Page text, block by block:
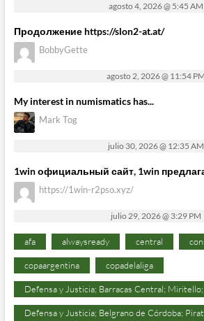
agosto 4, 2026 @ 5:45 AM
Продолжение https://slon2-at.at/
BobbyGette
agosto 2, 2026 @ 11:54 PM
My interest in numismatics has...
Mark Tog
julio 30, 2026 @ 12:35 AM
1win официальный сайт, 1win
https://1win-r2pso.xyz/
julio 29, 2026 @ 3:29 PM
afa alwaysready central
copaargentina copadelaliga
Defensa y Justicia; Barracas Central; Miritello;
Defensa y Justicia; Belgrano de Córdoba;